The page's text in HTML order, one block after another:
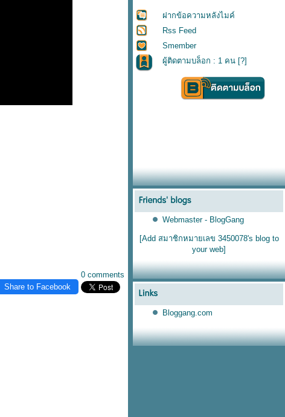
0 comments
Share to Facebook
ฝากข้อความหลังไมค์
Rss Feed
Smember
ผู้ติดตามบล็อก : 1 คน [?]
Webmaster - BlogGang
[Add สมาชิกหมายเลข 3450078's blog to
your web]
Bloggang.com